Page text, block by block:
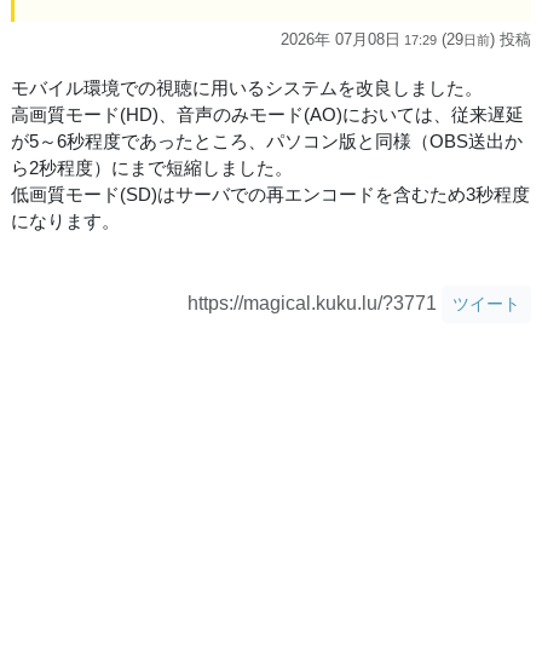
2026年 07月08日 17:29 (29日前) 投稿
モバイル環境での視聴に用いるシステムを改良しました。
高画質モード(HD)、音声のみモード(AO)においては、従来遅延
が5～6秒程度であったところ、パソコン版と同様（OBS送出か
ら2秒程度）にまで短縮しました。
低画質モード(SD)はサーバでの再エンコードを含むため3秒程度
になります。
https://magical.kuku.lu/?3771 ツイート